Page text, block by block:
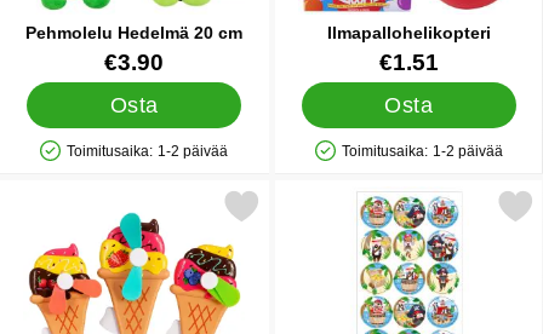
Pehmolelu Hedelmä 20 cm
Tuote.nro 91994
€3.90
Osta
Saatavuus: Varastossa
Toimitusaika: 1-2 päivää
Ilmapallohelikopteri
Tuote.nro 13284
€1.51
Osta
Saatavuus: Varastossa
Toimitusaika: 1-2 päivää
käsikäyttöinen Jäätelötötterö Tuuletin 8 x 17 cm suosikiksi
Merkitse merirosvo